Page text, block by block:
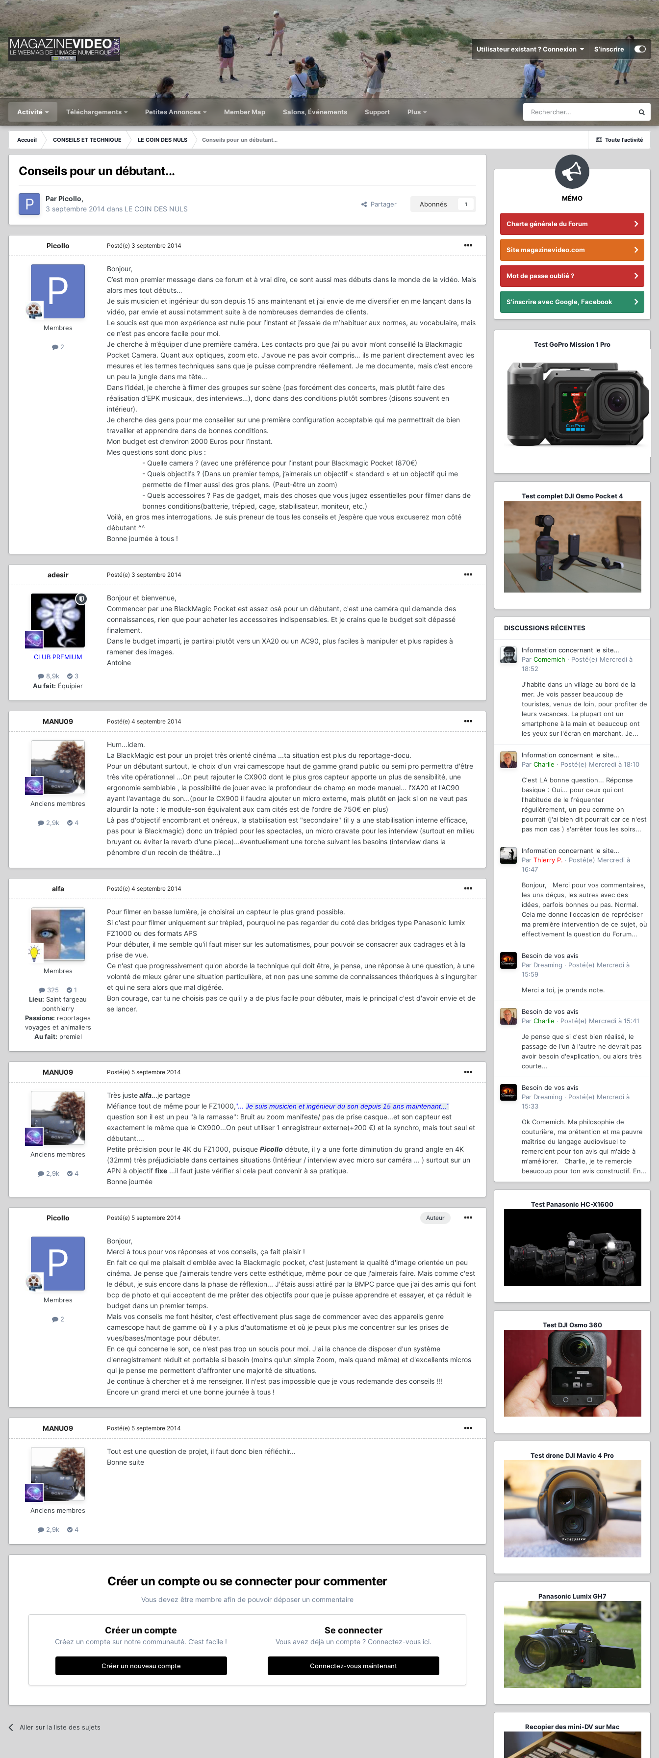
Utilisateur existant ? Connexion S’inscrire
Activité Téléchargements Petites Annonces Member Map Salons, Événements Support Plus
Toute l’activité
Accueil CONSEILS ET TECHNIQUE LE COIN DES NULS Conseils pour un débutant...
Conseils pour un débutant...
ParPicollo,
3 septembre 2014 dans LE COIN DES NULS
Partager Abonnés 1
Picollo
Membres
2
Posté(e) 3 septembre 2014
Bonjour,
C’est mon premier message dans ce forum et à vrai dire, ce sont aussi mes débuts dans le monde de la vidéo. Mais
alors mes tout débuts…
Je suis musicien et ingénieur du son depuis 15 ans maintenant et j’ai envie de me diversifier en me lançant dans la
vidéo, par envie et aussi notamment suite à de nombreuses demandes de clients.
Le soucis est que mon expérience est nulle pour l’instant et j’essaie de m’habituer aux normes, au vocabulaire, mais
ce n’est pas encore facile pour moi.
Je cherche à m’équiper d’une première caméra. Les contacts pro que j’ai pu avoir m’ont conseillé la Blackmagic
Pocket Camera. Quant aux optiques, zoom etc. J’avoue ne pas avoir compris… ils me parlent directement avec les
mesures et les termes techniques sans que je puisse comprendre réellement. Je me documente, mais c’est encore
un peu la jungle dans ma tête…
Dans l’idéal, je cherche à filmer des groupes sur scène (pas forcément des concerts, mais plutôt faire des
réalisation d’EPK musicaux, des interviews…), donc dans des conditions plutôt sombres (disons souvent en
intérieur).
Je cherche des gens pour me conseiller sur une première configuration acceptable qui me permettrait de bien
travailler et apprendre dans de bonnes conditions.
Mon budget est d’environ 2000 Euros pour l’instant.
Mes questions sont donc plus :
- Quelle camera ? (avec une préférence pour l’instant pour Blackmagic Pocket (870€)
- Quels objectifs ? (Dans un premier temps, j’aimerais un objectif « standard » et un objectif qui me
permette de filmer aussi des gros plans. (Peut-être un zoom)
- Quels accessoires ? Pas de gadget, mais des choses que vous jugez essentielles pour filmer dans de
bonnes conditions(batterie, trépied, cage, stabilisateur, moniteur, etc.)
Voilà, en gros mes interrogations. Je suis preneur de tous les conseils et j’espère que vous excuserez mon côté
débutant ^^
Bonne journée à tous !
adesir
CLUB PREMIUM
8,9k
3
Au fait: Équipier
Posté(e) 3 septembre 2014
Bonjour et bienvenue,
Commencer par une BlackMagic Pocket est assez osé pour un débutant, c'est une caméra qui demande des
connaissances, rien que pour acheter les accessoires indispensables. Et je crains que le budget soit dépassé
finalement.
Dans le budget imparti, je partirai plutôt vers un XA20 ou un AC90, plus faciles à manipuler et plus rapides à
ramener des images.
Antoine
MANU09
Anciens membres
2,9k 4
Posté(e) 4 septembre 2014
Hum...idem.
La BlackMagic est pour un projet très orienté cinéma ...ta situation est plus du reportage-docu.
Pour un débutant surtout, le choix d'un vrai camescope haut de gamme grand public ou semi pro permettra d'être
très vite opérationnel ...On peut rajouter le CX900 dont le plus gros capteur apporte un plus de sensibilité, une
ergonomie semblable , la possibilité de jouer avec la profondeur de champ en mode manuel... l'XA20 et l'AC90
ayant l'avantage du son...(pour le CX900 il faudra ajouter un micro externe, mais plutôt en jack si on ne veut pas
alourdir la note : le module-son équivalent aux cam cités est de l'ordre de 750€ en plus)
Là pas d'objectif encombrant et onéreux, la stabilisation est "secondaire" (il y a une stabilisation interne efficace,
pas pour la Blackmagic) donc un trépied pour les spectacles, un micro cravate pour les interview (surtout en milieu
bruyant ou éviter la reverb d'une piece)...éventuellement une torche suivant les besoins (interview dans la
pénombre d'un recoin de théâtre...)
alfa
Membres
325
1
Lieu: Saint fargeau
ponthierry
Passions: reportages
voyages et animaliers
Au fait: premiel
Posté(e) 4 septembre 2014
Pour filmer en basse lumière, je choisirai un capteur le plus grand possible.
Si c'est pour filmer uniquement sur trépied, pourquoi ne pas regarder du coté des bridges type Panasonic lumix
FZ1000 ou des formats APS
Pour débuter, il me semble qu'il faut miser sur les automatismes, pour pouvoir se consacrer aux cadrages et à la
prise de vue.
Ce n'est que progressivement qu'on aborde la technique qui doit être, je pense, une réponse à une question, à une
volonté de mieux gérer une situation particulière, et non pas une somme de connaissances théoriques à s'ingurgiter
et qui ne sera alors que mal digérée.
Bon courage, car tu ne choisis pas ce qu'il y a de plus facile pour débuter, mais le principal c'est d'avoir envie et de
se lancer.
MANU09
Anciens membres
2,9k 4
Posté(e) 5 septembre 2014
Très justealfa...je partage
Méfiance tout de même pour le FZ1000,"... Je suis musicien et ingénieur du son depuis 15 ans maintenant..."
question son il est un peu "à la ramasse": Bruit au zoom manifeste/ pas de prise casque...et son capteur est
exactement le même que le CX900...On peut utiliser 1 enregistreur externe(+200 €) et la synchro, mais tout seul et
débutant....
Petite précision pour le 4K du FZ1000, puisque Picollo débute, il y a une forte diminution du grand angle en 4K
(32mm) très préjudiciable dans certaines situations (Intérieur / interview avec micro sur caméra ... ) surtout sur un
APN à objectif fixe ...il faut juste vérifier si cela peut convenir à sa pratique.
Bonne journée
Picollo
Membres
2
Auteur
Posté(e) 5 septembre 2014
Bonjour,
Merci à tous pour vos réponses et vos conseils, ça fait plaisir !
En fait ce qui me plaisait d'emblée avec la Blackmagic pocket, c'est justement la qualité d'image orientée un peu
cinéma. Je pense que j'aimerais tendre vers cette esthétique, même pour ce que j'aimerais faire. Mais comme c'est
le début, je suis encore dans la phase de réflexion... J'étais aussi attiré par la BMPC parce que j'ai des amis qui font
bcp de photo et qui acceptent de me prêter des objectifs pour que je puisse apprendre et essayer, et ça réduit le
budget dans un premier temps.
Mais vos conseils me font hésiter, c'est effectivement plus sage de commencer avec des appareils genre
camescope haut de gamme où il y a plus d'automatisme et où je peux plus me concentrer sur les prises de
vues/bases/montage pour débuter.
En ce qui concerne le son, ce n'est pas trop un soucis pour moi. J'ai la chance de disposer d'un système
d'enregistrement réduit et portable si besoin (moins qu'un simple Zoom, mais quand même) et d'excellents micros
qui je pense me permettent d'affronter une majorité de situations.
Je continue à chercher et à me renseigner. Il n'est pas impossible que je vous redemande des conseils !!!
Encore un grand merci et une bonne journée à tous !
MANU09
Anciens membres
2,9k 4
Posté(e) 5 septembre 2014
Tout est une question de projet, il faut donc bien réfléchir...
Bonne suite
Créer un compte ou se connecter pour commenter
Vous devez être membre afin de pouvoir déposer un commentaire
Créer un compte
Créez un compte sur notre communauté. C’est facile !
Créer un nouveau compte
Se connecter
Vous avez déjà un compte ? Connectez-vous ici.
Connectez-vous maintenant
Aller sur la liste des sujets
MÉMO
Charte générale du Forum
Site magazinevideo.com
Mot de passe oublié ?
S'inscrire avec Google, Facebook
Test GoPro Mission 1 Pro
Test complet DJI Osmo Pocket 4
DISCUSSIONS RÉCENTES
Information concernant le site
magazinevideo
Par Comemich · Posté(e) Mercredi à
18:52
J'habite dans un village au bord de la
mer. Je vois passer beaucoup de
touristes, venus de loin, pour profiter de
leurs vacances. La plupart ont un
smartphone à la main et beaucoup ont
les yeux sur l'écran en marchant. Je...
Information concernant le site
magazinevideo
Par Charlie · Posté(e) Mercredi à 18:10
C'est LA bonne question... Réponse
basique : Oui... pour ceux qui ont
l'habitude de le fréquenter
régulièrement, un peu comme on
pourrait (j'ai bien dit pourrait car ce n'est
pas mon cas ) s'arrêter tous les soirs...
Information concernant le site
magazinevideo
Par Thierry P. · Posté(e) Mercredi à
16:47
Bonjour, Merci pour vos commentaires,
les uns déçus, les autres avec des
idées, parfois bonnes ou pas. Normal.
Cela me donne l'occasion de repréciser
ma première intervention de ce sujet, où
effectivement la question du Forum...
Besoin de vos avis
Par Dreaming · Posté(e) Mercredi à
15:59
Merci a toi, je prends note.
Besoin de vos avis
Par Charlie · Posté(e) Mercredi à 15:41
Je pense que si c'est bien réalisé, le
passage de l'un à l'autre ne devrait pas
avoir besoin d'explication, ou alors très
courte...
Besoin de vos avis
Par Dreaming · Posté(e) Mercredi à
15:33
Ok Comemich. Ma philosophie de
couturière, ma prétention et ma pauvre
maîtrise du langage audiovisuel te
remercient pour ton avis qui m'aide à
m'améliorer. Charlie, je te remercie
beaucoup pour ton avis constructif. En...
Test Panasonic HC-X1600
Test DJI Osmo 360
Test drone DJI Mavic 4 Pro
Panasonic Lumix GH7
Recopier des mini-DV sur Mac